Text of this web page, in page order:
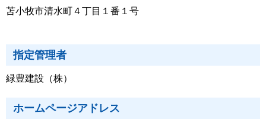
苫小牧市清水町４丁目１番１号
指定管理者
緑豊建設（株）
ホームページアドレス